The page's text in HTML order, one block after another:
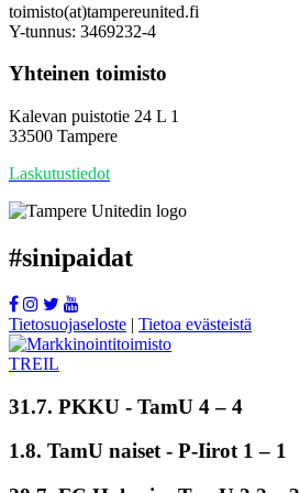
toimisto(at)tampereunited.fi
Y-tunnus: 3469232-4
Yhteinen toimisto
Kalevan puistotie 24 L 1
33500 Tampere
Laskutustiedot
#sinipaidat
Tietosuojaseloste | Tietoa evästeistä
31.7. PKKU - TamU 4 – 4
1.8. TamU naiset- P-Iirot 1 – 1